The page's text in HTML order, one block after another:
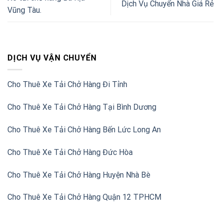
DỊCH VỤ VẬN CHUYỂN
Cho Thuê Xe Tải Chở Hàng Đi Tỉnh
Cho Thuê Xe Tải Chở Hàng Tại Bình Dương
Cho Thuê Xe Tải Chở Hàng Bến Lức Long An
Cho Thuê Xe Tải Chở Hàng Đức Hòa
Cho Thuê Xe Tải Chở Hàng Huyện Nhà Bè
Cho Thuê Xe Tải Chở Hàng Quận 12 TPHCM
Vũng Tàu.
Dịch Vụ Chuyển Nhà Giá Rẻ